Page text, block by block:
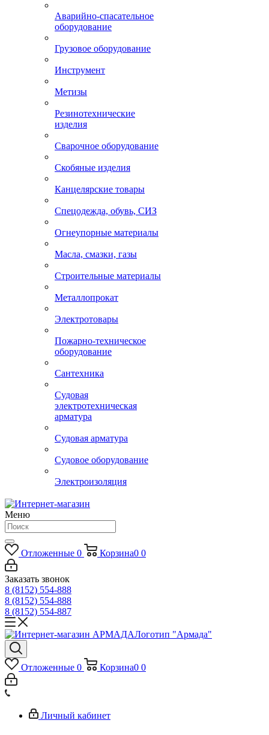
Аварийно-спасательное
оборудование
Грузовое оборудование
Инструмент
Метизы
Резинотехнические
изделия
Сварочное оборудование
Скобяные изделия
Канцелярские товары
Спецодежда, обувь, СИЗ
Огнеупорные материалы
Масла, смазки, газы
Строительные материалы
Металлопрокат
Электротовары
Пожарно-техническое
оборудование
Сантехника
Судовая
электротехническая
арматура
Судовая арматура
Судовое оборудование
Электроизоляция
Меню
Отложенные 0 Корзина0 0
Заказать звонок
8 (8152) 554-888
8 (8152) 554-888
8 (8152) 554-887
Логотип "Армада"
Отложенные 0 Корзина0 0
Личный кабинет